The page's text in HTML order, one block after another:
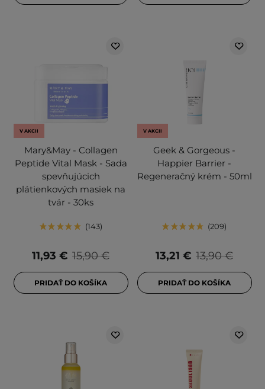
V AKCII
Mary&May - Collagen
Peptide Vital Mask - Sada
spevňujúcich
plátienkových masiek na
tvár - 30ks
143
15,90 €
11,93 €
PRIDAŤ DO KOŠÍKA
V AKCII
Geek & Gorgeous -
Happier Barrier -
Regeneračný krém - 50ml
209
13,90 €
13,21 €
PRIDAŤ DO KOŠÍKA